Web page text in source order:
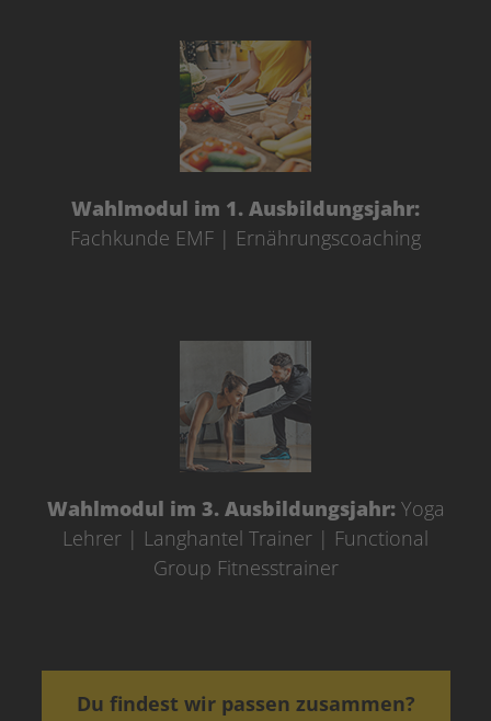
Wahlmodul im 1. Ausbildungsjahr:
Fachkunde EMF | Ernährungscoaching
Wahlmodul im 3. Ausbildungsjahr:Yoga
Lehrer | Langhantel Trainer | Functional
Group Fitnesstrainer
Du findest wir passen zusammen?